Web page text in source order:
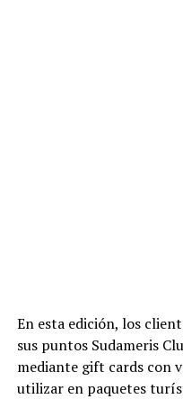
En esta edición, los
sus puntos Sudameris
mediante gift cards con
utilizar en paquetes